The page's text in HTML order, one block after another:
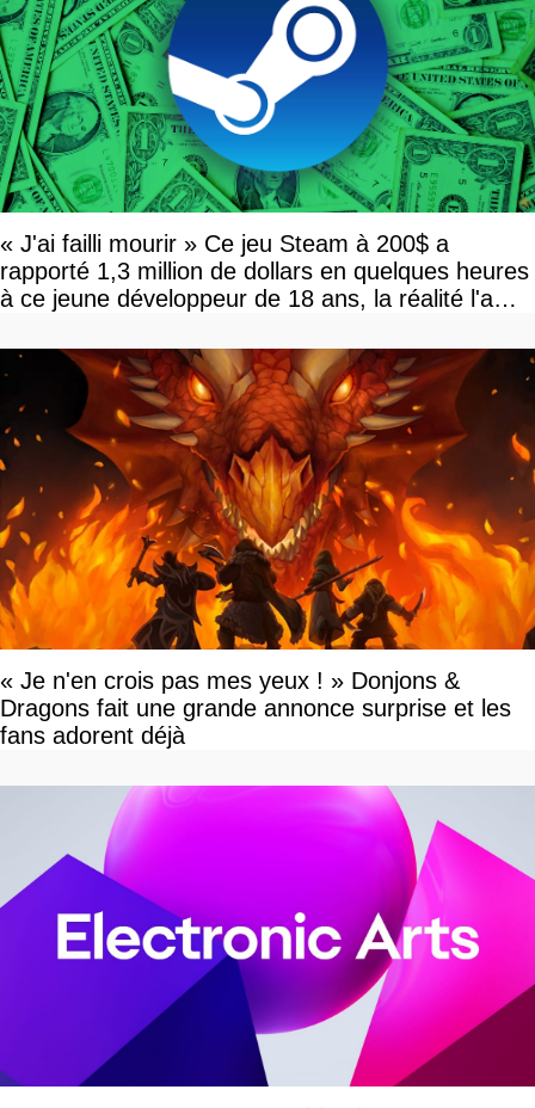
« J'ai failli mourir » Ce jeu Steam à 200$ a
rapporté 1,3 million de dollars en quelques heures
à ce jeune développeur de 18 ans, la réalité l'a
« Je n'en crois pas mes yeux ! » Donjons &
Dragons fait une grande annonce surprise et les
fans adorent déjà